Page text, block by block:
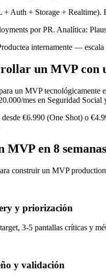
+ Auth + Storage +
por PR. Analítica:
internamente —
un MVP con
un MVP
mes en Seguridad Social
€6.990 (One Shot) o
en 8
construir un MVP
y priorización
3-5 pantallas críticas y
y validación